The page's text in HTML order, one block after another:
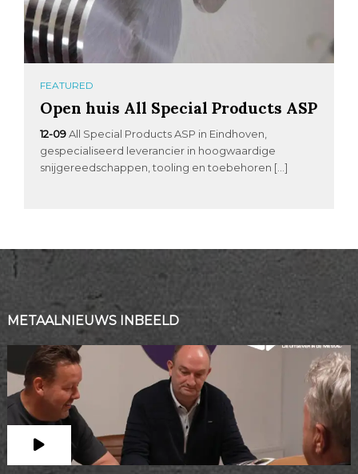
FEATURED
Open huis All Special Products ASP
12-09 All Special Products ASP in Eindhoven,
gespecialiseerd leverancier in hoogwaardige
snijgereedschappen, tooling en toebehoren […]
METAALNIEUWS INBEELD